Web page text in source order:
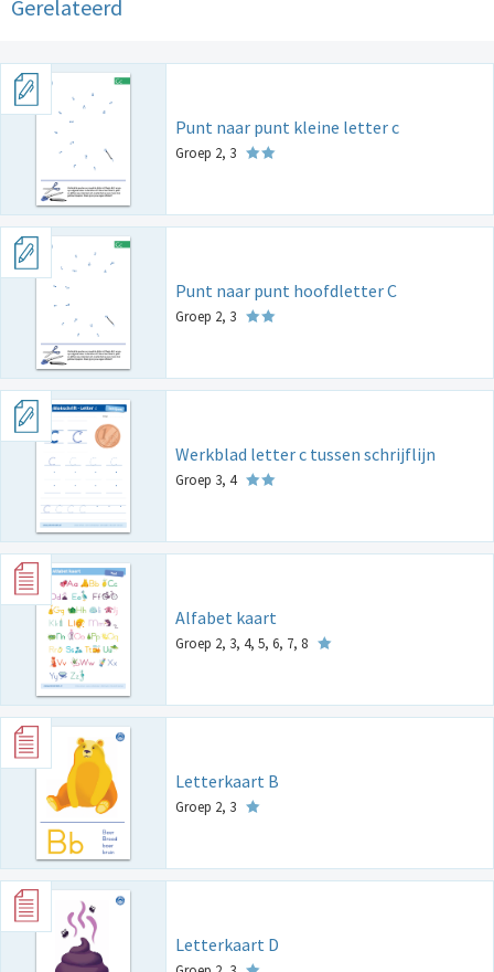
Gerelateerd
Punt naar punt kleine letter c
Groep 2, 3
Punt naar punt hoofdletter C
Groep 2, 3
Werkblad letter c tussen schrijflijn
Groep 3, 4
Alfabet kaart
Groep 2, 3, 4, 5, 6, 7, 8
Letterkaart B
Groep 2, 3
Letterkaart D